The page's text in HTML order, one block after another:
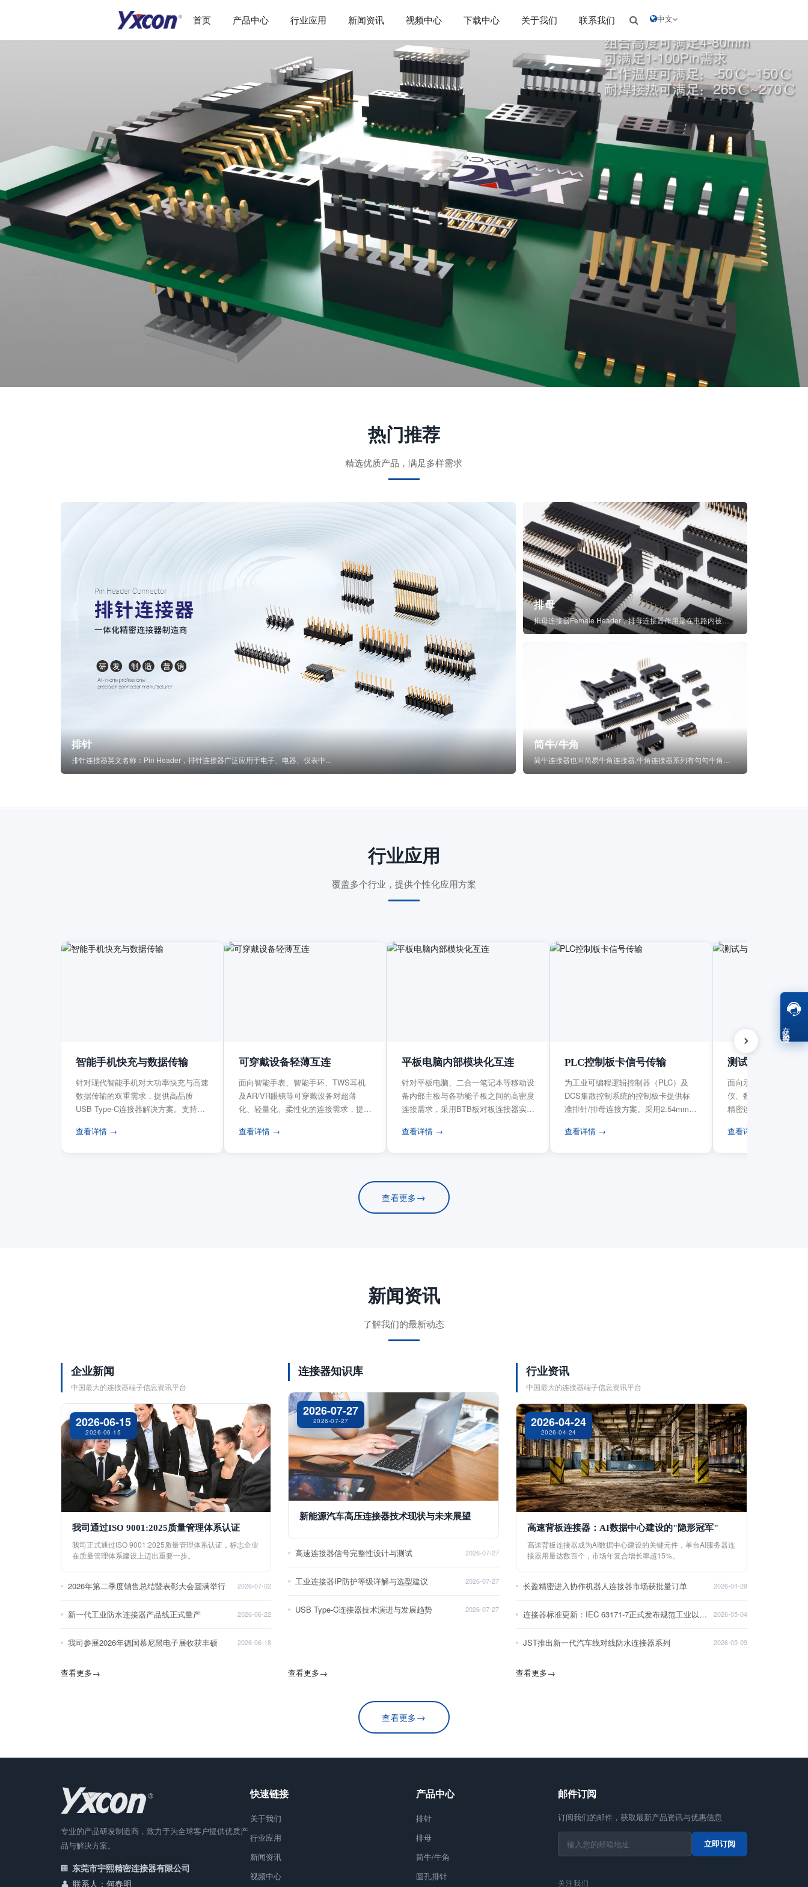
首页 产品中心 行业应用 新闻资讯 视频中心 下载中心 关于我们 联系我们 中文
热门推荐
精选优质产品，满足多样需求
排针
排针连接器英文名称：Pin Header，排针连接器广泛应用于电子、电器、仪表中...
排母
排母连接器Female Header，排母连接器作用是在电路内被阻断处或孤立不通...
简牛/牛角
行业应用
覆盖多个行业，提供个性化应用方案
智能手机快充与数据传输
针对现代智能手机对大功率快充与高速
数据传输的双重需求，提供高品质
USB Type-C连接器解决方案。支持
查看详情 →
可穿戴设备轻薄互连
面向智能手表、智能手环、TWS耳机
及AR/VR眼镜等可穿戴设备对超薄
化、轻量化、柔性化的连接需求，提供
查看详情 →
平板电脑内部模块化互连
针对平板电脑、二合一笔记本等移动设
备内部主板与各功能子板之间的高密度
连接需求，采用BTB板对板连接器实现
查看详情 →
PLC控制板卡信号传输
为工业可编程逻辑控制器（PLC）及
DCS集散控制系统的控制板卡提供标
准排针/排母连接方案。采用2.54mm标
查看详情 →
测试与测量设备
面向示波器、信号发
仪、数据采集卡等电
精密连接需求，提供
查看详情 →
查看更多→
新闻资讯
了解我们的最新动态
企业新闻
中国最大的连接器端子信息资讯平台
2026-06-15
2026-06-15
我司通过ISO 9001:2025质量管理体系认证
我司正式通过ISO 9001:2025质量管理体系认证，标志企业
在质量管理体系建设上迈出重要一步。
2026年第二季度销售总结暨表彰大会圆满举行 2026-07-02
新一代工业防水连接器产品线正式量产 2026-06-22
我司参展2026年德国慕尼黑电子展收获丰硕 2026-06-18
查看更多→
连接器知识库
2026-07-27
2026-07-27
新能源汽车高压连接器技术现状与未来展望
高速连接器信号完整性设计与测试 2026-07-27
工业连接器IP防护等级详解与选型建议 2026-07-27
USB Type-C连接器技术演进与发展趋势 2026-07-27
查看更多→
行业资讯
中国最大的连接器端子信息资讯平台
2026-04-24
2026-04-24
高速背板连接器：AI数据中心建设的"隐形冠军"
高速背板连接器成为AI数据中心建设的关键元件，单台AI服务器连
接器用量达数百个，市场年复合增长率超15%。
长盈精密进入协作机器人连接器市场获批量订单 2026-04-29
连接器标准更新：IEC 63171-7正式发布规范工业以太网接口 2026-05-04
JST推出新一代汽车线对线防水连接器系列 2026-05-09
查看更多→
查看更多→
专业的产品研发制造商，致力于为全球客户提供优质产
品与解决方案。
东莞市宇熙精密连接器有限公司
联系人：何春明
快速链接
关于我们
行业应用
新闻资讯
视频中心
产品中心
排针
排母
简牛/牛角
圆孔排针
邮件订阅
订阅我们的邮件，获取最新产品资讯与优惠信息
立即订阅
关注我们
在线客服